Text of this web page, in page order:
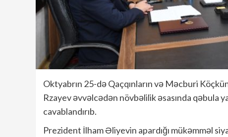
Oktyabrın 25-də Qaçqınların və Məcburi
Rzayev əvvəlcədən növbəlilik əsasında qəbula
cavablandırıb.
Prezident İlham Əliyevin apardığı mükəmməl